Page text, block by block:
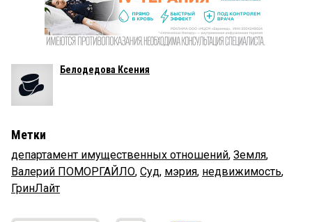
Белодедова Ксения
Метки
департамент имущественных отношений, Земля,
Валерий ПОМОРГАЙЛО, Суд, мэрия, недвижимость,
ГринЛайт